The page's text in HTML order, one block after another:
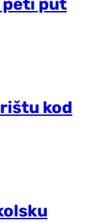
peti put
kod